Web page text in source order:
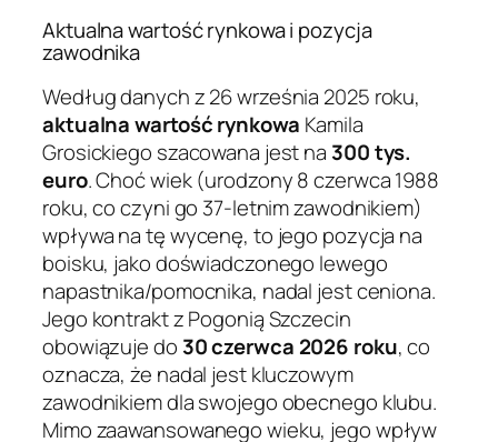
Aktualna wartość rynkowa i pozycja
zawodnika
Według danych z 26 września 2025 roku,
aktualna wartość rynkowa Kamila
Grosickiego szacowana jest na 300 tys.
euro. Choć wiek (urodzony 8 czerwca 1988
roku, co czyni go 37-letnim zawodnikiem)
wpływa na tę wycenę, to jego pozycja na
boisku, jako doświadczonego lewego
napastnika/pomocnika, nadal jest ceniona.
Jego kontrakt z Pogonią Szczecin
obowiązuje do 30 czerwca 2026 roku, co
oznacza, że nadal jest kluczowym
zawodnikiem dla swojego obecnego klubu.
Mimo zaawansowanego wieku, jego wpływ